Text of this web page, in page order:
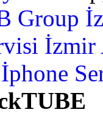
Group
İzmir
İphone